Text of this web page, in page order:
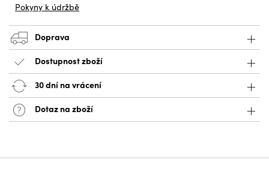
Pokyny k údržbě
Doprava
Dostupnost zboží
30 dní na vrácení
Dotaz na zboží